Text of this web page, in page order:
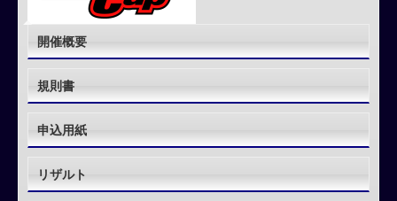
開催概要
規則書
申込用紙
リザルト